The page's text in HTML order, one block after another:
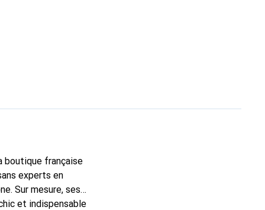
boutique française
experts en
Sur mesure, ses
et indispensable